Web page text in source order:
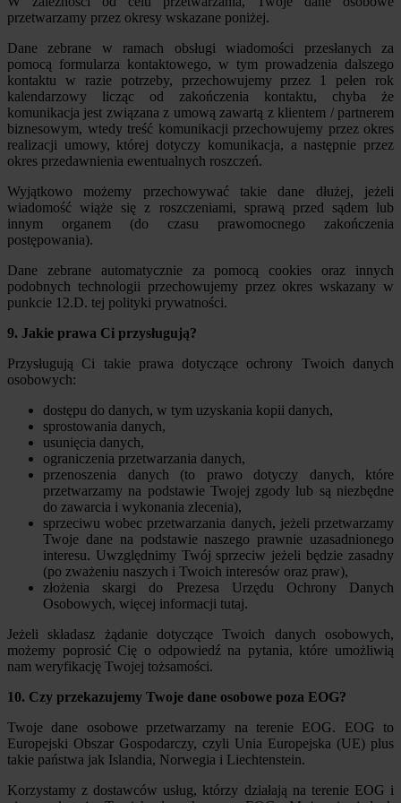
przetwarzamy przez okresy wskazane poniżej.
Dane zebrane w ramach obsługi wiadomości przesłanych za
pomocą formularza kontaktowego, w tym prowadzenia dalszego
kontaktu w razie potrzeby, przechowujemy przez 1 pełen rok
kalendarzowy licząc od zakończenia kontaktu, chyba że
komunikacja jest związana z umową zawartą z klientem / partnerem
biznesowym, wtedy treść komunikacji przechowujemy przez okres
realizacji umowy, której dotyczy komunikacja, a następnie przez
okres przedawnienia ewentualnych roszczeń.
Wyjątkowo możemy przechowywać takie dane dłużej, jeżeli
wiadomość wiąże się z roszczeniami, sprawą przed sądem lub
innym organem (do czasu prawomocnego zakończenia
postępowania).
Dane zebrane automatycznie za pomocą cookies oraz innych
podobnych technologii przechowujemy przez okres wskazany w
punkcie 12.D. tej polityki prywatności.
9. Jakie prawa Ci przysługują?
Przysługują Ci takie prawa dotyczące ochrony Twoich danych
osobowych:
dostępu do danych, w tym uzyskania kopii danych,
sprostowania danych,
usunięcia danych,
ograniczenia przetwarzania danych,
przenoszenia danych (to prawo dotyczy danych, które
przetwarzamy na podstawie Twojej zgody lub są niezbędne
do zawarcia i wykonania zlecenia),
sprzeciwu wobec przetwarzania danych, jeżeli przetwarzamy
Twoje dane na podstawie naszego prawnie uzasadnionego
interesu. Uwzględnimy Twój sprzeciw jeżeli będzie zasadny
(po zważeniu naszych i Twoich interesów oraz praw),
złożenia skargi do Prezesa Urzędu Ochrony Danych
Osobowych, więcej informacji tutaj.
Jeżeli składasz żądanie dotyczące Twoich danych osobowych,
możemy poprosić Cię o odpowiedź na pytania, które umożliwią
nam weryfikację Twojej tożsamości.
10. Czy przekazujemy Twoje dane osobowe poza EOG?
Twoje dane osobowe przetwarzamy na terenie EOG. EOG to
Europejski Obszar Gospodarczy, czyli Unia Europejska (UE) plus
takie państwa jak Islandia, Norwegia i Liechtenstein.
Korzystamy z dostawców usług, którzy działają na terenie EOG i